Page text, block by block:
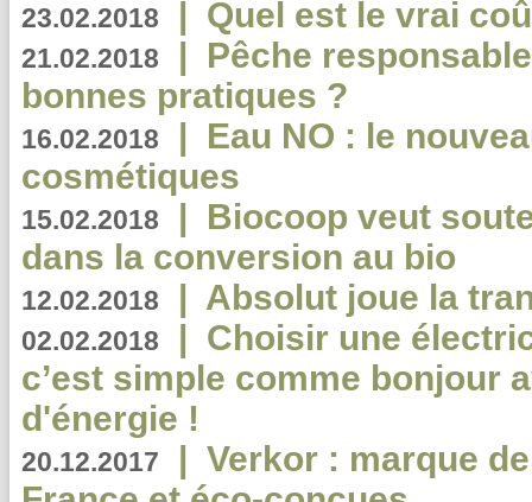
23.02.2018 | Quel est le vrai
21.02.2018 | Pêche
bonnes pratiques ?
16.02.2018 | Eau NO : le
cosmétiques
15.02.2018 | Biocoop veut
dans la conversion au bio
12.02.2018 | Absolut joue la
02.02.2018 | Choisir une
c’est simple comme bonjour
d'énergie !
20.12.2017 | Verkor : marque